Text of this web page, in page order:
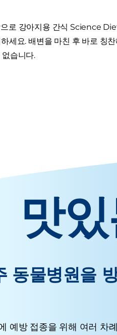
로 강아지용 간식 Science
세요. 배변을 마친 후 바로 칭찬
습니다.
맛
동물병원을
예방 접종을 위해 여러 차